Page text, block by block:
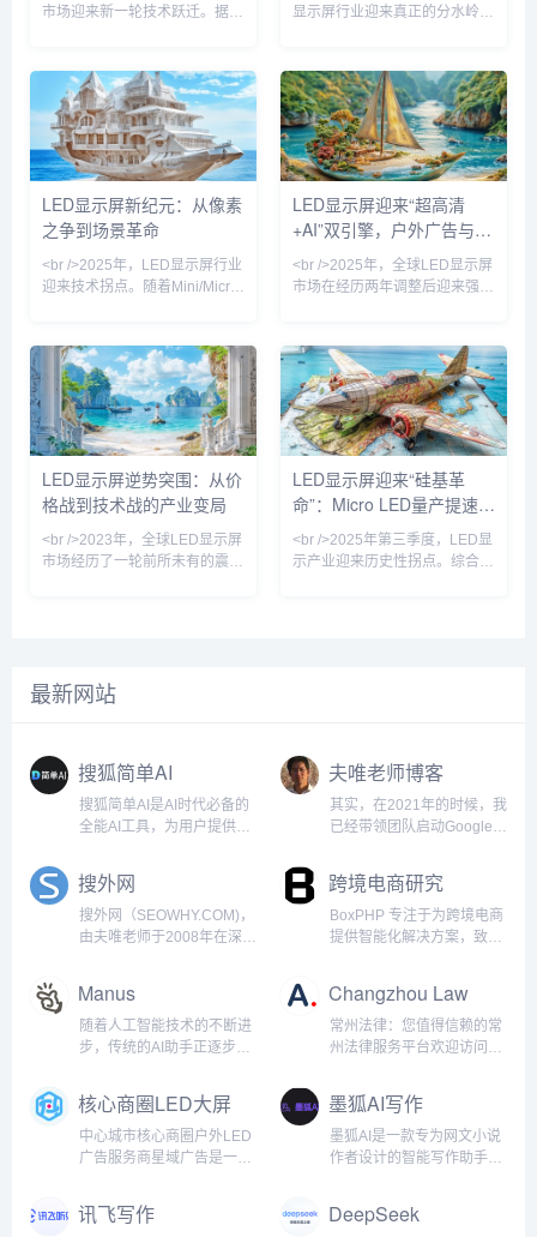
市场迎来新一轮技术跃迁。据最
长47%，而Micro LED在智能穿
戴与车载显示领域的商用化进程
显著提速。多家头部屏厂已实现
Micro LED芯片巨量转移良率突
破99.9%，单模块成本较去年下
降32%。与此同时，COB（板
上芯片）封装技术加速渗透，在
P0.7-P1.2间距段成为主流方
显示屏行业迎来真正的分水岭。
同比增长超过180%，而Micro
LED在高端商用显示领域的试点
项目数量较去年同期翻了四倍。
三星、LG、利亚德、洲明科技
等头部企业相继推出像素间距低
于0.3毫米的巨幕产品，将“无缝
拼接”与“超高亮度”推向新高度。
与此同时，COB（板上芯片）
LED显示屏新纪元：从像素
之争到场景革命
<br />2025年，LED显示屏行业
迎来技术拐点。随着Mini/Micro
的超高清显示技术，正以前所未
有的速度渗透至会议室、家庭影
院乃至车载显示领域。据最新供
应链数据显示，京东方、利亚
德、洲明科技等头部厂商的Mini
LED背光模组出货量同比激增
180%，而三星、索尼主导的
Micro LED大屏则首次将价格拉
LED显示屏迎来“超高清
+AI”双引擎，户外广告与虚
拟拍摄成增长双极
<br />2025年，全球LED显示屏
市场在经历两年调整后迎来强劲
增长38%，而Mini LED直显产
品在商用市场的渗透率首次突破
15%。多家头部屏厂透露，二季
度订单排期已满，其中政务指挥
中心、企业会议室和高端零售门
店成为主要需求方。与此同时，
上游芯片价格企稳，RGB封装
产能利用率回升至85%以上，行
12天
LED显示屏逆势突围：从价
格战到技术战的产业变局
<br />2023年，全球LED显示屏
市场经历了一轮前所未有的震
头部企业却通过Micro LED、
子。据TrendForce集邦咨询最
新数据，2024年全球LED显示
屏市场规模预计回温至75亿美
元，其中
LED显示屏迎来“硅基革
命”：Micro LED量产提速，
户外广告牌进入“透明+裸眼
3D”新时代
<br />2025年第三季度，LED显
示产业迎来历史性拐点。综合近
Package）封装方案已实现月产
能10万片。业内普遍认为，这
标志着“硅基微显示”正式取
最新网站
搜狐简单AI
搜狐简单AI是AI时代必备的
全能AI工具，为用户提供全
供海量图片制作设计模板：
电商图，logo设计，证件
照，智能抠图，图片高清修
白也能轻松玩转AI。产品功
能：AI作图：用户可以通过
文字描述生成各种风格的图
个分享和交流AI提示词的平
台，帮助大家更...
夫唯老师博客
其实，在2021年的时候，我
已经带领团队启动Google
突发奇想，如果口罩结束，
岂不是有大量的外国人要来
中国？于是我安排因口罩正
收录很容易，竞争性不强的
长尾词，排名也很容易。谁
知2024年开始还真有大量的
我众多国内旅游业务的搜外
同学，这样，这个新...
搜外网
搜外网（SEOWHY.COM)，
由夫唯老师于2008年在深圳
红书、阿里巴巴等多维SEO
蓝海。我们不仅是搜索引擎
优化的深耕者，更是数字化
平台策略交织碰撞，为学员
开启通往数字化营销的新纪
元。从精细化的关键词布局
员都能掌握数字化时代的核
跨境电商研究
BoxPHP 专注于为跨境电商
提供智能化解决方案，致力
度融合，帮助企业快速提升
市场竞争力。基于
Laravel/PHP高效开发框
企业提供一站式平台开发与
优化服务，助力电商平台在
激烈的市场中脱颖而出。 我
户带来更高质量的流...
Manus
随着人工智能技术的不断进
步，传统的AI助手正逐步向
日，一支中国研发团队震撼
发布了全球首款AI Agent产
品——Manus。作为一款兼
够为用户提供精准的思维辅
Changzhou Law
常州法律：您值得信赖的常
州法律服务平台欢迎访问常
力于为常州地区提供全面的
法律咨询和专业的法律服
务。我们的网站旨在为个人
方案以及高效的争议解决方
核心商圈LED大屏
媒体
中心城市核心商圈户外LED
广告服务商星域广告是一家
企业提供精准、高效、价值
墨狐AI写作
墨狐AI是一款专为网文小说
作者设计的智能写作助手，
新手还是资深作者，墨狐AI
讯飞写作 DeepSeek